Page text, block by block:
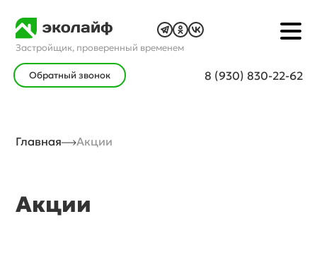
Застройщик, проверенный временем
Обратный звонок 8 (930) 830-22-62
Главная Акции
Акции